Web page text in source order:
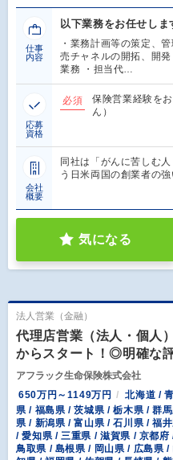
仕事
内容
以下業務をお任せしま
・業務計画等の策定、
売チャネルの開拓、開
業務 ・担当代…
応募
資格
必須
保険営業経験を
ん）
会社
概要
同社は「がんに苦しむ
う日米両国の創業者の強
気になる
法人営業（金融）
代理店営業（法人・個
からスタート！◎明確な
アフラック生命保険株式会社
650万円～1149万円
北海道 /
県 / 福島県 / 茨城県 / 栃木県 / 群
県 / 新潟県 / 富山県 / 石川県 / 福
/ 愛知県 / 三重県 / 滋賀県 / 京都
鳥取県 / 島根県 / 岡山県 / 広島県